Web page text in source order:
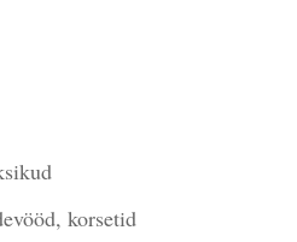
korsetid